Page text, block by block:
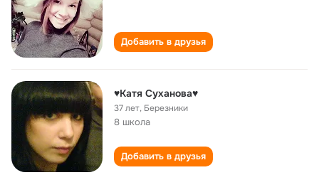
Добавить в друзья
♥Катя Суханова♥
37 лет, Березники
8 школа
Добавить в друзья